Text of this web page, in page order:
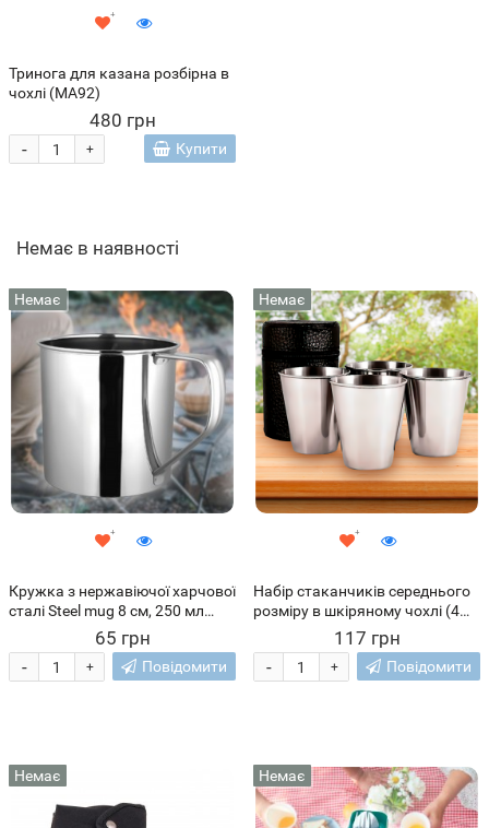
Тринога для казана розбірна в
чохлі (МА92)
480 грн
+
- Купити
Немає в наявності
Немає
Кружка з нержавіючої харчової
сталі Steel mug 8 см, 250 мл
65 грн
+
- Повідомити
Немає
Набір стаканчиків середнього
розміру в шкіряному чохлі (4
шт. 50 мл) 8842 (959)
117 грн
+
- Повідомити
Немає Немає